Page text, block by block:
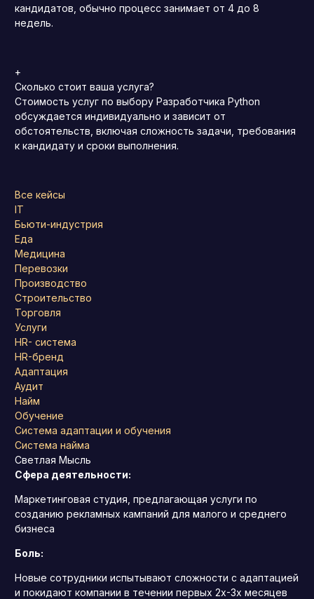
кандидатов, обычно процесс занимает от 4 до 8
недель.
+
Сколько стоит ваша услуга?
Стоимость услуг по выбору Разработчика Python
обсуждается индивидуально и зависит от
обстоятельств, включая сложность задачи, требования
к кандидату и сроки выполнения.
Все кейсы
IT
Бьюти-индустрия
Еда
Медицина
Перевозки
Производство
Строительство
Торговля
Услуги
HR- система
HR-бренд
Адаптация
Аудит
Найм
Обучение
Система адаптации и обучения
Система найма
Светлая Мысль
Сфера деятельности:
Маркетинговая студия, предлагающая услуги по
созданию рекламных кампаний для малого и среднего
бизнеса
Боль:
Новые сотрудники испытывают сложности с адаптацией
и покидают компании в течении первых 2х-3х месяцев